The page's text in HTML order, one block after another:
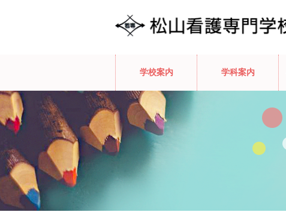
学校案内 学科案内